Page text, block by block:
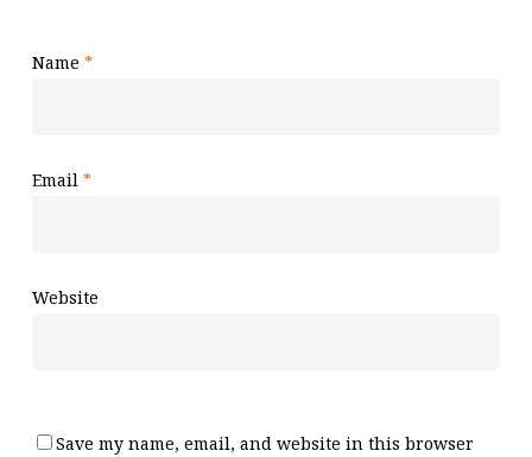
Name *
Email *
Website
Save my name, email, and website in this browser